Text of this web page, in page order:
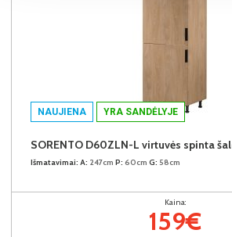
NAUJIENA YRA SANDĖLYJE
Išmatavimai: A: 247cm P: 60cm G: 58cm
Kaina:
159€